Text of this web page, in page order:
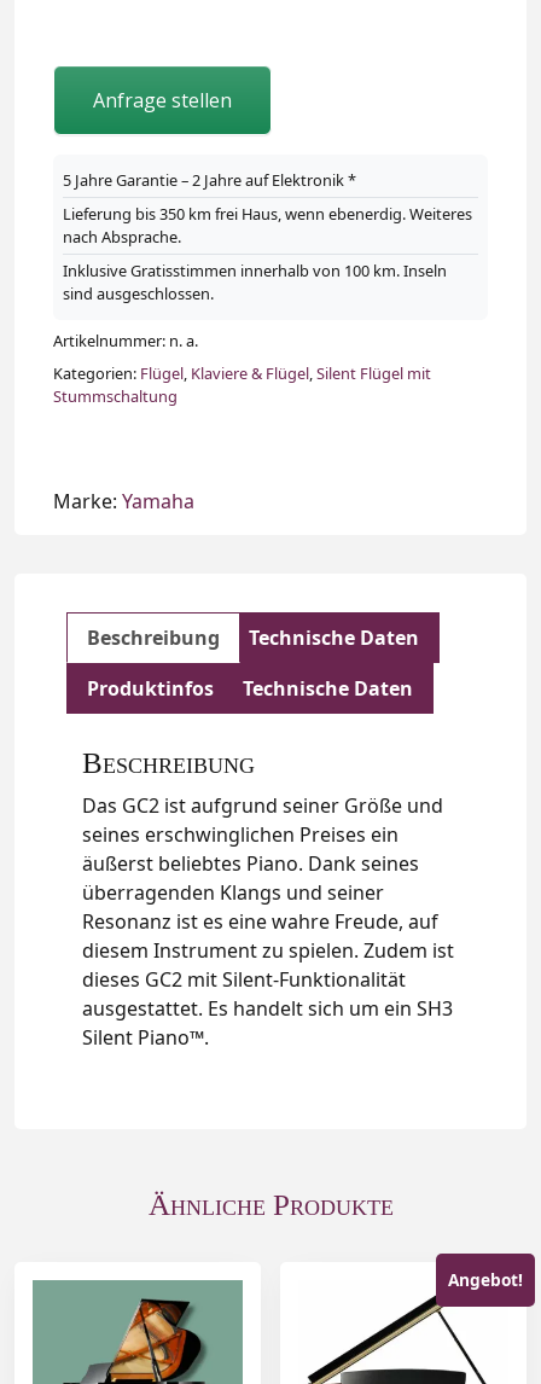
Anfrage stellen
5 Jahre Garantie – 2 Jahre auf Elektronik *
Lieferung bis 350 km frei Haus, wenn ebenerdig. Weiteres
nach Absprache.
Inklusive Gratisstimmen innerhalb von 100 km. Inseln
sind ausgeschlossen.
Artikelnummer: n. a.
Kategorien: Flügel, Klaviere & Flügel,Silent Flügel mit
Stummschaltung
Marke: Yamaha
Beschreibung
Technische Daten
Produktinfos
Technische Daten
Beschreibung
Das GC2 ist aufgrund seiner Größe und
seines erschwinglichen Preises ein
äußerst beliebtes Piano. Dank seines
überragenden Klangs und seiner
Resonanz ist es eine wahre Freude, auf
diesem Instrument zu spielen. Zudem ist
dieses GC2 mit Silent-Funktionalität
ausgestattet. Es handelt sich um ein SH3
Silent Piano™.
Ähnliche Produkte
Angebot!